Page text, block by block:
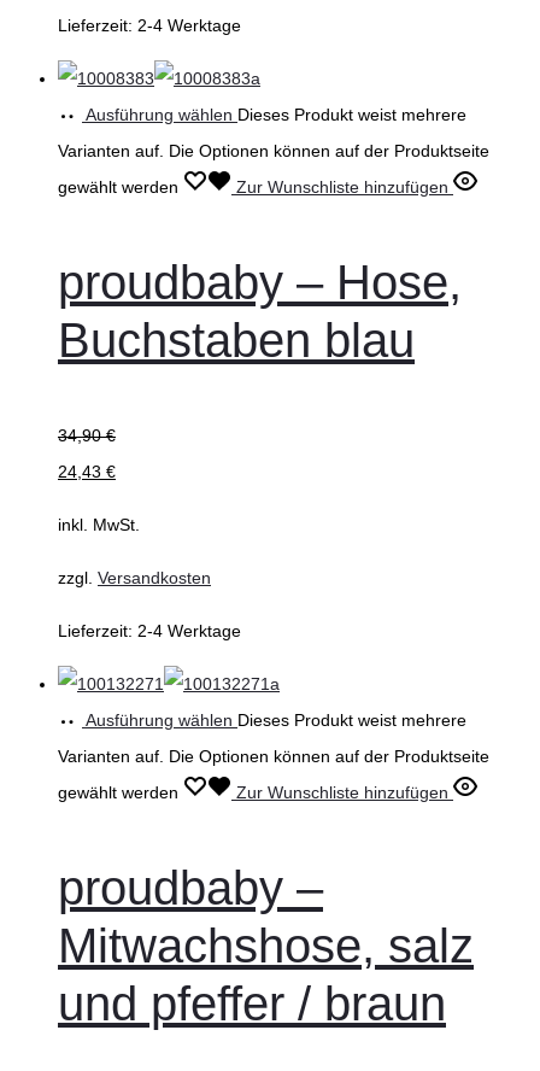
Lieferzeit: 2-4 Werktage
Ausführung wählen Dieses Produkt weist mehrere
Varianten auf. Die Optionen können auf der Produktseite
gewählt werden
Zur Wunschliste hinzufügen
proudbaby – Hose,
Buchstaben blau
34,90€
24,43 €
inkl. MwSt.
zzgl. Versandkosten
Lieferzeit: 2-4 Werktage
Ausführung wählen Dieses Produkt weist mehrere
Varianten auf. Die Optionen können auf der Produktseite
gewählt werden
Zur Wunschliste hinzufügen
proudbaby –
Mitwachshose, salz
und pfeffer / braun